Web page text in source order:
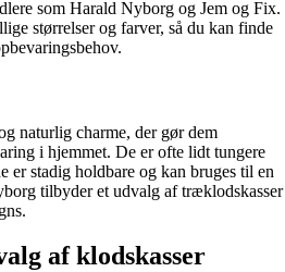
som Harald Nyborg og Jem og Fix.
størrelser og farver, så du kan finde
naturlig charme, der gør dem
i hjemmet. De er ofte lidt tungere
er stadig holdbare og kan bruges til en
tilbyder et udvalg af træklodskasser
af klodskasser